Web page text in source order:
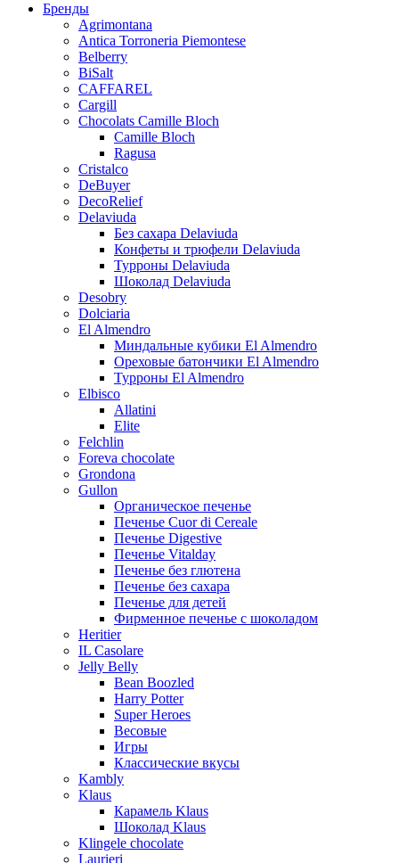
Бренды
Agrimontana
Antica Torroneria Piemontese
Belberry
BiSalt
CAFFAREL
Cargill
Chocolats Camille Bloch
Camille Bloch
Ragusa
Cristalco
DeBuyer
DecoRelief
Delaviuda
Без сахара Delaviuda
Конфеты и трюфели Delaviuda
Турроны Delaviuda
Шоколад Delaviuda
Desobry
Dolciaria
El Almendro
Миндальные кубики El Almendro
Ореховые батончики El Almendro
Турроны El Almendro
Elbisco
Allatini
Elite
Felchlin
Foreva chocolate
Grondona
Gullon
Органическое печенье
Печенье Cuor di Cereale
Печенье Digestive
Печенье Vitalday
Печенье без глютена
Печенье без сахара
Печенье для детей
Фирменное печенье с шоколадом
Heritier
IL Casolare
Jelly Belly
Bean Boozled
Harry Potter
Super Heroes
Весовые
Игры
Классические вкусы
Kambly
Klaus
Карамель Klaus
Шоколад Klaus
Klingele chocolate
Laurieri